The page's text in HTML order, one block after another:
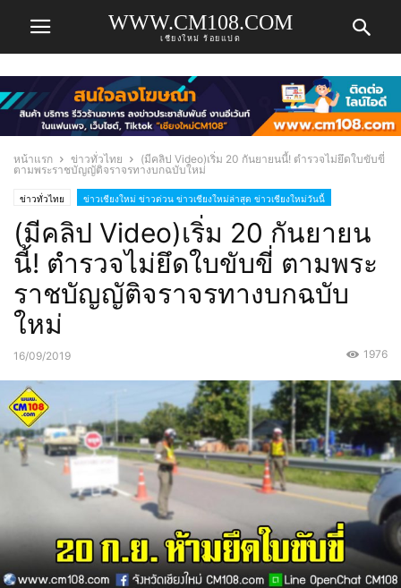
WWW.CM108.COM
เชียงใหม่ ร้อยแปด
หน้าแรก ข่าวทั่วไทย
(มีคลิป Video)เริ่ม 20 กันยายนนี้! ตำรวจไม่ยึดใบขับขี่
ตามพระราชบัญญัติจราจรทางบกฉบับใหม่
ข่าวทั่วไทย ข่าวเชียงใหม่ ข่าวด่วน ข่าวเชียงใหม่ล่าสุด ข่าวเชียงใหม่วันนี้
(มีคลิป Video)เริ่ม 20 กันยายน
นี้! ตำรวจไม่ยึดใบขับขี่ ตามพระ
ราชบัญญัติจราจรทางบกฉบับ
ใหม่
16/09/2019 1976